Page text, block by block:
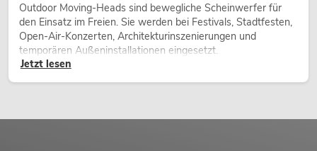
Outdoor Moving-Heads sind bewegliche Scheinwerfer für
den Einsatz im Freien. Sie werden bei Festivals, Stadtfesten,
Open-Air-Konzerten, Architekturinszenierungen und
temporären Außeninstallationen eingesetzt.
Jetzt lesen